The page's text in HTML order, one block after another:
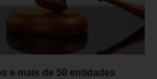
e mais de 50 entidades